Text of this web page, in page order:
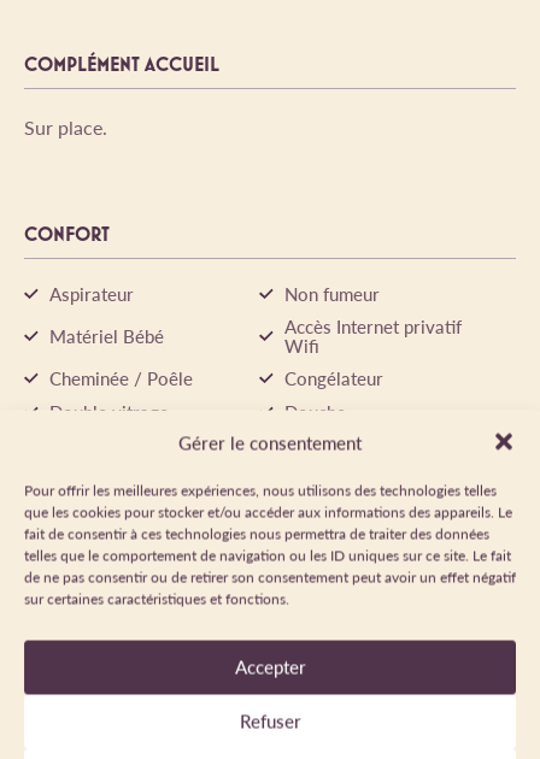
Gérer le consentement
Pour offrir les meilleures expériences, nous utilisons des technologies telles
que les cookies pour stocker et/ou accéder aux informations des appareils. Le
fait de consentir à ces technologies nous permettra de traiter des données
telles que le comportement de navigation ou les ID uniques sur ce site. Le fait
de ne pas consentir ou de retirer son consentement peut avoir un effet négatif
sur certaines caractéristiques et fonctions.
Accepter
Refuser
COMPLÉMENT ACCUEIL
Sur place.
CONFORT
Aspirateur
Non fumeur
Matériel Bébé
Accès Internet privatif
Wifi
Cheminée / Poêle
Congélateur
Double vitrage
Douche
Afficher plus
CAPACITÉS
Nombre d'étage dans le bâtiment : 1